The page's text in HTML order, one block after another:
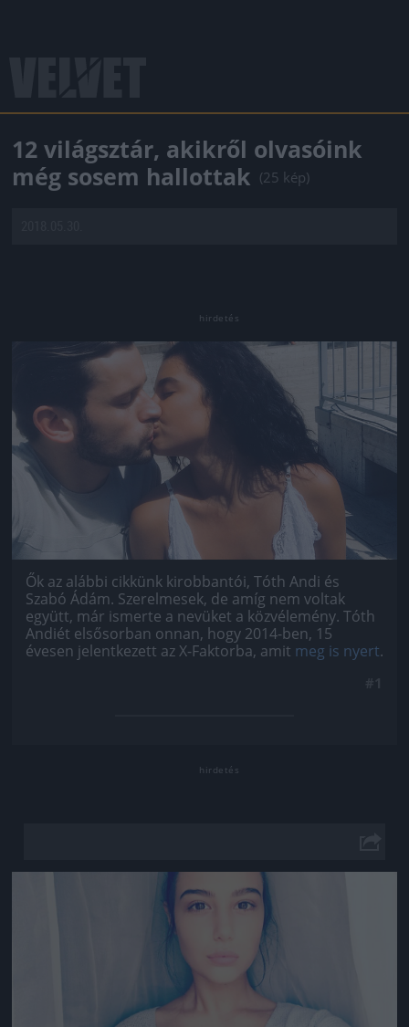
12 világsztár, akikről olvasóink
még sosem hallottak (25 kép)
Jön még kép!
Ők az alábbi cikkünk kirobbantói, Tóth Andi és
Szabó Ádám. Szerelmesek, de amíg nem voltak
együtt, már ismerte a nevüket a közvélemény. Tóth
Andiét elsősorban onnan, hogy 2014-ben, 15
évesen jelentkezett az X-Faktorba, amit meg is nyert.
Jön még kép!